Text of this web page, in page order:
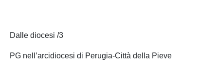
Dalle diocesi /3
PG nell’arcidiocesi di Perugia-Città della Pieve